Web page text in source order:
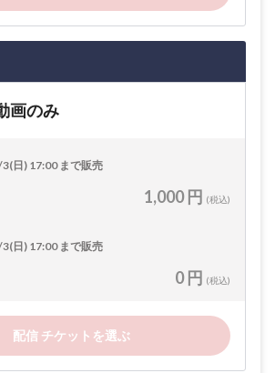
画のみ
日) 17:00 まで販売
1,000 円 (税込)
日) 17:00 まで販売
0 円 (税込)
配信 チケットを選ぶ